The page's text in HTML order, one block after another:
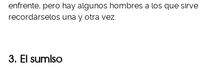
enfrente, pero hay algunos hombres a los que sirve
recordárselos una y otra vez.
3. El sumiso